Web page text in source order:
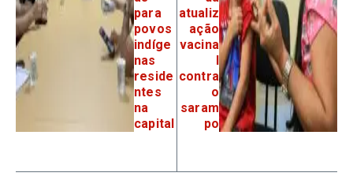
para
povos
indíge
nas
reside
ntes
na
capital
atualiz
ação
vacina
contra
o
saram
po